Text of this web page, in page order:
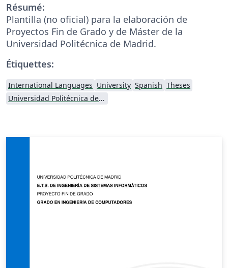
Résumé:
Plantilla (no oficial) para la elaboración de
Proyectos Fin de Grado y de Máster de la
Universidad Politécnica de Madrid.
Étiquettes:
International Languages University Spanish Theses
Universidad Politécnica de Madrid